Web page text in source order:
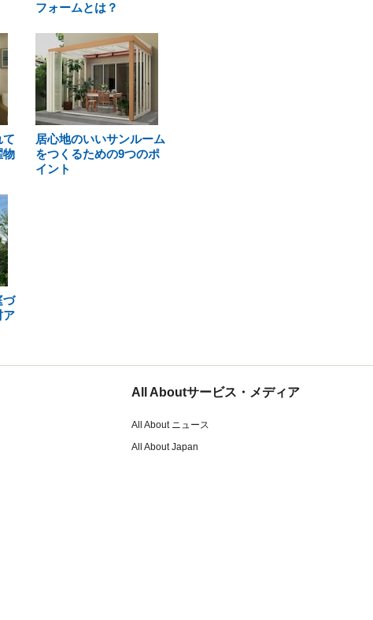
フォームとは？
て
物
居心地のいいサンルーム
をつくるための9つのポ
イント
づ
ア
All Aboutサービス・メディア
All About ニュース
All About Japan